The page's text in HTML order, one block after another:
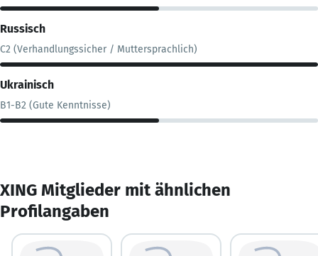
Russisch
C2 (Verhandlungssicher / Muttersprachlich)
Ukrainisch
B1-B2 (Gute Kenntnisse)
XING Mitglieder mit ähnlichen
Profilangaben